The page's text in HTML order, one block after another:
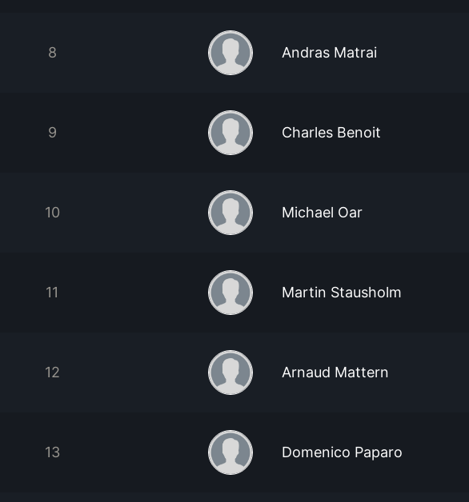
8 Andras Matrai
9 Charles Benoit
10 Michael Oar
11 Martin Stausholm
12 Arnaud Mattern
13 Domenico Paparo